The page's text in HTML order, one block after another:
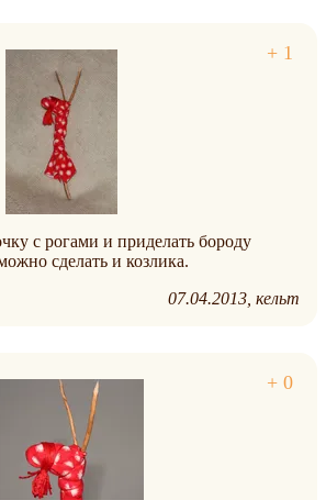
с рогами и приделать бороду
сделать и козлика.
07.04.2013 кельт